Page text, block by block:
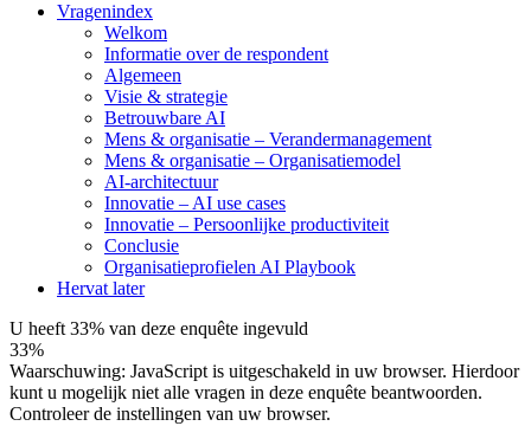
Vragenindex
Welkom
Informatie over de respondent
Algemeen
Visie & strategie
Betrouwbare AI
Mens & organisatie – Verandermanagement
Mens & organisatie – Organisatiemodel
AI-architectuur
Innovatie – AI use cases
Innovatie – Persoonlijke productiviteit
Conclusie
Organisatieprofielen AI Playbook
Hervat later
U heeft 33% van deze enquête ingevuld
33%
Waarschuwing: JavaScript is uitgeschakeld in uw browser. Hierdoor
kunt u mogelijk niet alle vragen in deze enquête beantwoorden.
Controleer de instellingen van uw browser.